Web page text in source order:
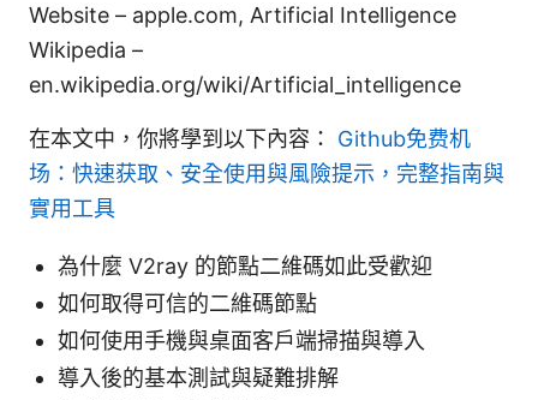
Website – apple.com, Artificial Intelligence
Wikipedia –
en.wikipedia.org/wiki/Artificial_intelligence
在本文中，你將學到以下內容： Github免费机
场：快速获取、安全使用與風險提示，完整指南與
實用工具
為什麼 V2ray 的節點二維碼如此受歡迎
如何取得可信的二維碼節點
如何使用手機與桌面客戶端掃描與導入
導入後的基本測試與疑難排解